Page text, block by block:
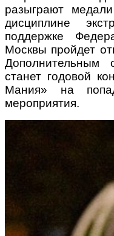
разыграют
дисциплине
поддержке
Москвы пройдет
Дополнительным
станет годовой
Мания» на
мероприятия.